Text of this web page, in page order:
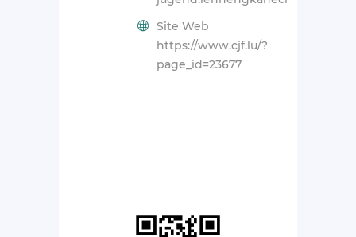
Site Web
https://www.cjf.lu/?
page_id=23677